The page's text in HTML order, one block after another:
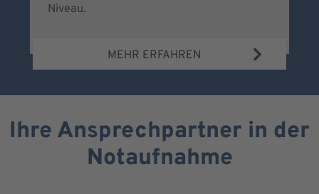
Niveau.
MEHR ERFAHREN
Ihre Ansprechpartner in der
Notaufnahme